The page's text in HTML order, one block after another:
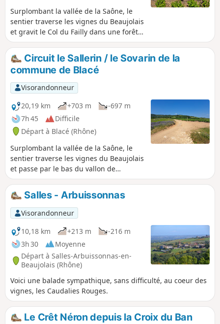
Surplombant la vallée de la Saône, le
sentier traverse les vignes du Beaujolais
et gravit le Col du Failly dans une forêt
de feuillus et de résineux. Une pause à
la Chapelle de Saint-Bonnet révélera la
beauté du panorama sur le Val de
Saône et le Beaujolais.
Circuit le Sallerin / le Sovarin de la
commune de Blacé
Visorandonneur
20,19 km
+703 m
-697 m
7h 45
Difficile
Départ à Blacé (Rhône)
Surplombant la vallée de la Saône, le
sentier traverse les vignes du Beaujolais
et passe par le bas du vallon de
Rochefolle pour rejoindre l'acrobranche
de Blacé, en traversant le ruisseau le
Sallerin / le Sovarin et traverse une forêt
de feuillus et de résineux. Une pause à
la Chapelle de Saint-Bonnet révélera la
beauté du panorama sur le Val de
Saône et le Beaujolais.
Salles - Arbuissonnas
Visorandonneur
10,18 km
+213 m
-216 m
3h 30
Moyenne
Départ à Salles-Arbuissonnas-en-
Beaujolais (Rhône)
Voici une balade sympathique, sans difficulté, au coeur des
vignes, les Caudalies Rouges.
Le Crêt Néron depuis la Croix du Ban